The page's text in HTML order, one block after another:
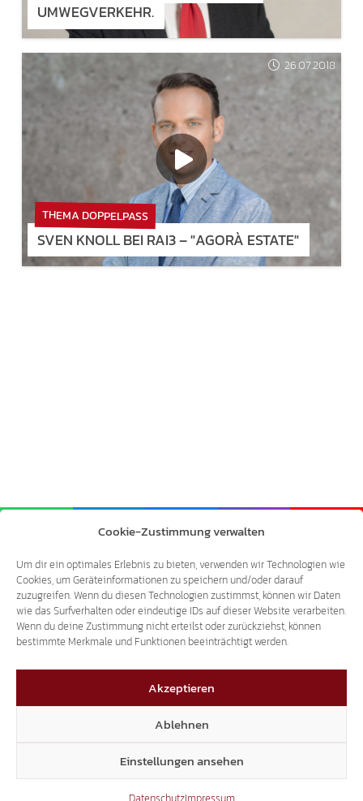
Cookie-Zustimmung verwalten
Um dir ein optimales Erlebnis zu bieten, verwenden wir Technologien wie
Cookies, um Geräteinformationen zu speichern und/oder darauf
zuzugreifen. Wenn du diesen Technologien zustimmst, können wir Daten
wie das Surfverhalten oder eindeutige IDs auf dieser Website verarbeiten.
Wenn du deine Zustimmung nicht erteilst oder zurückziehst, können
bestimmte Merkmale und Funktionen beeinträchtigt werden.
Akzeptieren
Ablehnen
Einstellungen ansehen
UMWEGVERKEHR.
26.07.2018
THEMA DOPPELPASS
SVEN KNOLL BEI RAI3 – "AGORÀ ESTATE"